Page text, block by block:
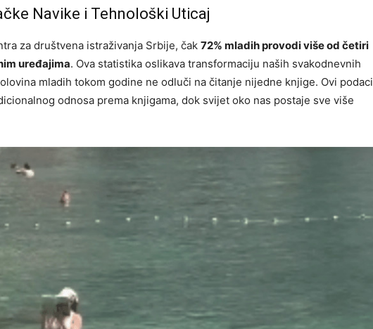
Navike i Tehnološki Uticaj
za društvena istraživanja Srbije, čak 72% mladih provodi više od četiri
uređajima. Ova statistika oslikava transformaciju naših svakodnevnih
mladih tokom godine ne odluči na čitanje nijedne knjige. Ovi podaci
odnosa prema knjigama, dok svijet oko nas postaje sve više